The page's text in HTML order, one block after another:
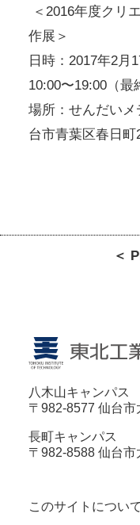
＜2016年度クリ
作展＞
日時：2017年2月
10:00〜19:00（最
場所：せんだい
台市青葉区春日町
＜
八木山キャンパス
〒982-8577 仙台
長町キャンパス
〒982-8588 仙台
このサイトについて